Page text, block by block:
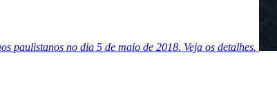
paulistanos no dia 5 de maio de 2018. Veja os detalhes.